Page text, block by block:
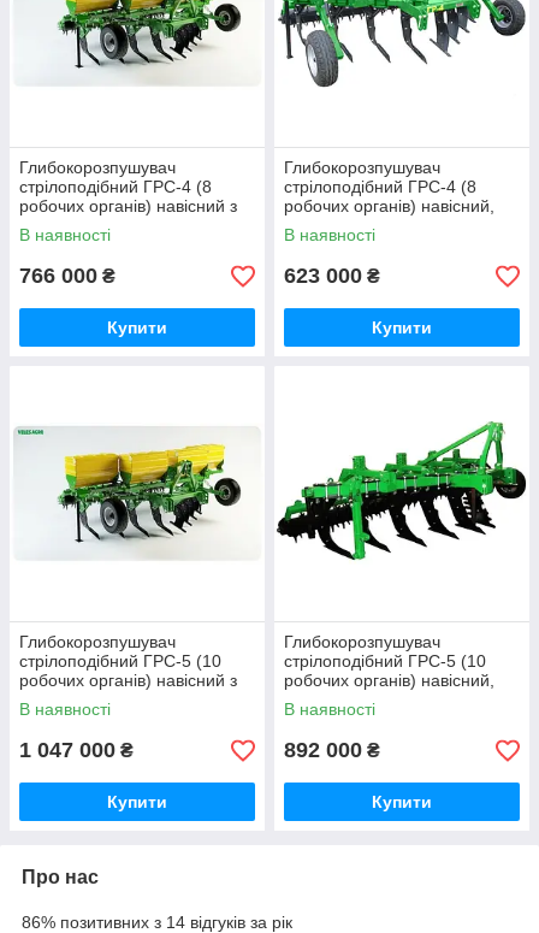
Глибокорозпушувач
стрілоподібний ГРС-4 (8
робочих органів) навісний з
внесенням добрив, кольчатий
каток Велес-Агро
В наявності
766 000 ₴
Купити
Глибокорозпушувач
стрілоподібний ГРС-4 (8
робочих органів) навісний,
кольчатий каток Велес-Агро
В наявності
623 000 ₴
Купити
Глибокорозпушувач
стрілоподібний ГРС-5 (10
робочих органів) навісний з
внесенням добрив, кольчатий
каток Велес-Агро
В наявності
1 047 000 ₴
Купити
Глибокорозпушувач
стрілоподібний ГРС-5 (10
робочих органів) навісний,
кольчатий каток Велес-Агро
В наявності
892 000 ₴
Купити
Про нас
86% позитивних з 14 відгуків за рік